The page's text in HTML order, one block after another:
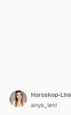
Horoskop-
anya_leni